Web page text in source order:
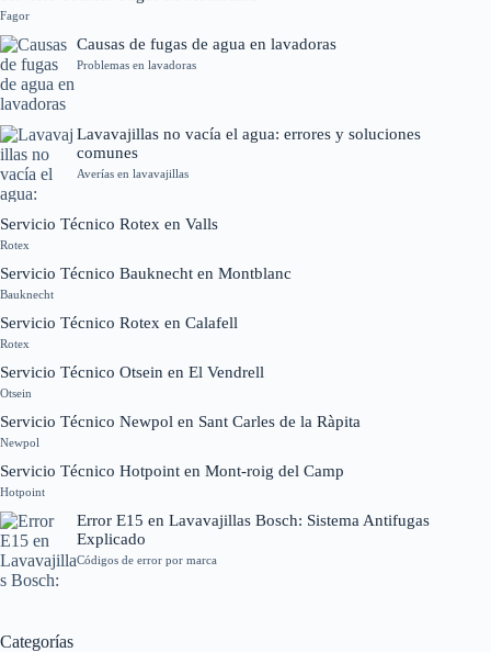
Fagor
Causas de fugas de agua en lavadoras
Problemas en lavadoras
Lavavajillas no vacía el agua: errores y soluciones
comunes
Averías en lavavajillas
Servicio Técnico Rotex en Valls
Rotex
Servicio Técnico Bauknecht en Montblanc
Bauknecht
Servicio Técnico Rotex en Calafell
Rotex
Servicio Técnico Otsein en El Vendrell
Otsein
Servicio Técnico Newpol en Sant Carles de la Ràpita
Newpol
Servicio Técnico Hotpoint en Mont-roig del Camp
Hotpoint
Error E15 en Lavavajillas Bosch: Sistema Antifugas
Explicado
Códigos de error por marca
Categorías